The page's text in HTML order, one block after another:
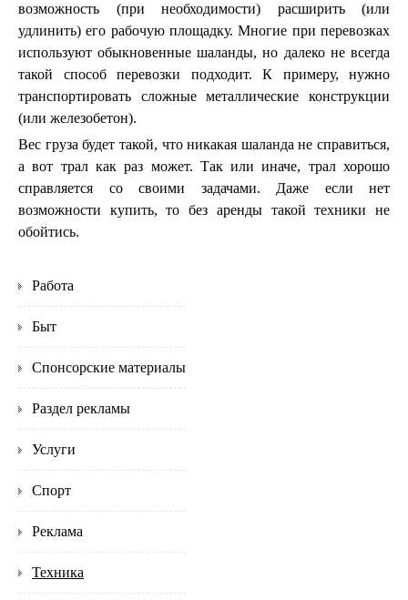
возможность (при необходимости) расширить (или
удлинить) его рабочую площадку. Многие при перевозках
используют обыкновенные шаланды, но далеко не всегда
такой способ перевозки подходит. К примеру, нужно
транспортировать сложные металлические конструкции
(или железобетон).
Вес груза будет такой, что никакая шаланда не справиться,
а вот трал как раз может. Так или иначе, трал хорошо
справляется со своими задачами. Даже если нет
возможности купить, то без аренды такой техники не
обойтись.
Работа
Быт
Спонсорские материалы
Раздел рекламы
Услуги
Спорт
Реклама
Техника